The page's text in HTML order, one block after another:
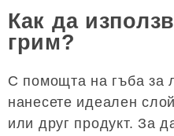
Как да
грим?
С помощта на гъба за
нанесете идеален
или друг продукт. За